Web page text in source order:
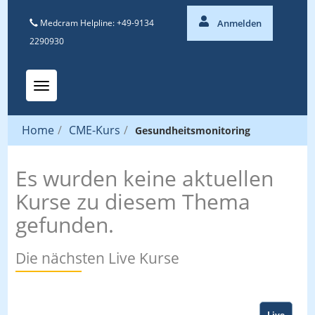
Medcram Helpline: +49-9134
2290930
Anmelden
Toggle navigation
Home / CME-Kurs / Gesundheitsmonitoring
Es wurden keine aktuellen
Kurse zu diesem Thema
gefunden.
Die nächsten Live Kurse